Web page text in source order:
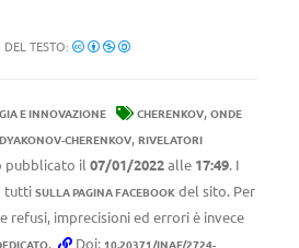
TESTO:
E INNOVAZIONE CHERENKOV, ONDE
CHERENKOV, RIVELATORI
pubblicato il 07/01/2022alle 17:49. I
tutti SULLA PAGINA FACEBOOK del sito. Per
refusi, imprecisioni ed errori è invece
. Doi: 10.20371/INAF/2724-